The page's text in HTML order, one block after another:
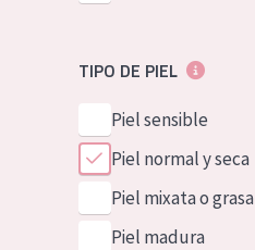
TIPO DE PIEL
Piel sensible
Piel normal y seca
Piel mixata o grasa
Piel madura